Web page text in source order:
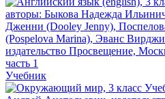
Учебник